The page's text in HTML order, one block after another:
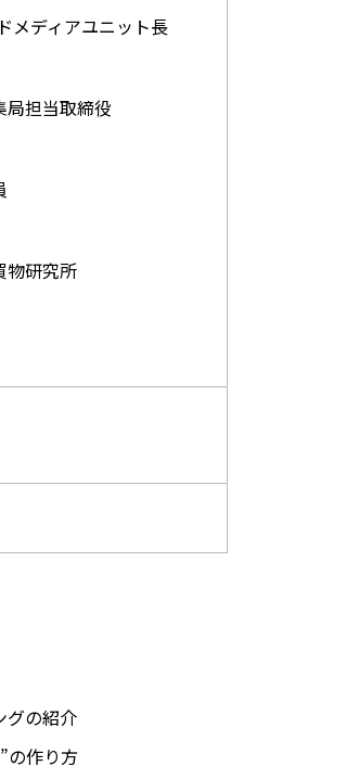
メディアユニット長
局担当取締役
物研究所
グの紹介
の作り方